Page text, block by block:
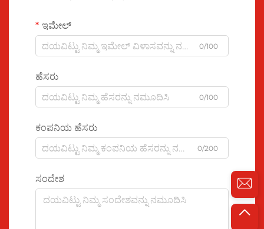
ಇಮೇಲ್
0/100
ಹೆಸರು
0/100
ಕಂಪನಿಯ ಹೆಸರು
0/200
ಸಂದೇಶ